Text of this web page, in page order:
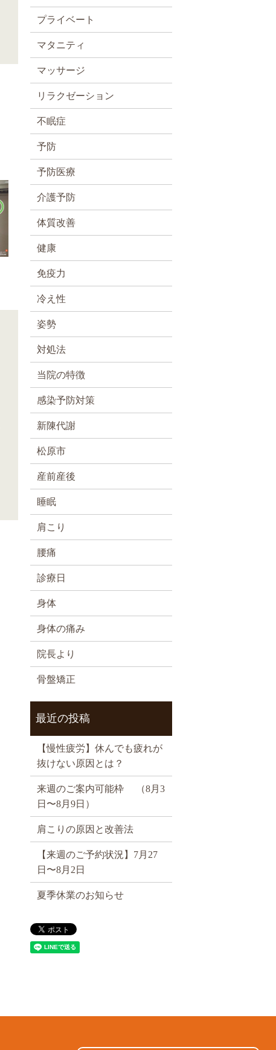
プライベート
マタニティ
マッサージ
リラクゼーション
不眠症
予防
予防医療
介護予防
体質改善
健康
免疫力
冷え性
姿勢
対処法
当院の特徴
感染予防対策
新陳代謝
松原市
産前産後
睡眠
肩こり
腰痛
診療日
身体
身体の痛み
院長より
骨盤矯正
最近の投稿
【慢性疲労】休んでも疲れが
抜けない原因とは？
来週のご案内可能枠 （8月3
日〜8月9日）
肩こりの原因と改善法
【来週のご予約状況】7月27
日〜8月2日
夏季休業のお知らせ